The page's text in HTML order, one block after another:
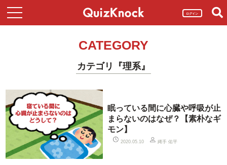
ログイン
CATEGORY
カテゴリ『理系』
眠っている間に心臓や呼吸が止
まらないのはなぜ？【素朴なギ
モン】
2020.05.10 縄手 佑平